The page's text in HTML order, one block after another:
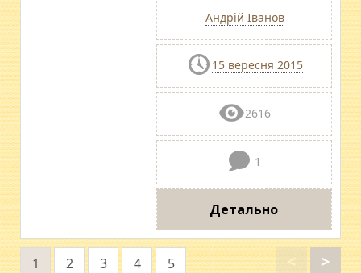
Андрій Іванов
15 вересня 2015
2616
1
Детально
<
1 2 3 4 5 >